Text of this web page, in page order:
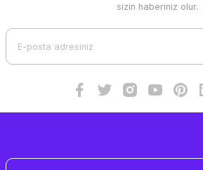
sizin haberiniz olur.